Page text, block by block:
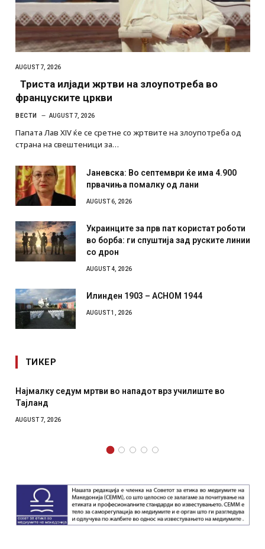
AUGUST 7, 2026
Триста илјади жртви на злоупотреба во
француските цркви
ВЕСТИ AUGUST 7, 2026
Папата Лав XIV ќе се сретне со жртвите на злоупотреба од
страна на свештеници за…
Јаневска: Во септември ќе има 4.900
првачиња помалку од лани
AUGUST 6, 2026
Украинците за прв пат користат роботи
во борба: ги спуштија зад руските линии
со дрон
AUGUST 4, 2026
Илинден 1903 – АСНОМ 1944
AUGUST 1, 2026
ТИКЕР
Најмалку седум мртви во нападот врз училиште во
Тајланд
AUGUST 7, 2026